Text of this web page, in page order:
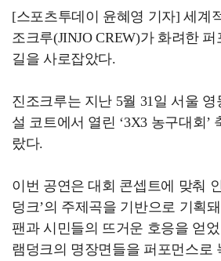
[스포츠투데이 윤혜영 기자] 세계
조크루(JINJO CREW)가 화려한
길을 사로잡았다.
진조크루는 지난 5월 31일 서울
설 코트에서 열린 ‘3X3 농구대회’
랐다.
이번 공연은 대회 콘셉트에 맞춰
덩크’의 주제곡을 기반으로 기획
팬과 시민들의 뜨거운 호응을 얻
램덩크의 명장면들을 퍼포먼스로